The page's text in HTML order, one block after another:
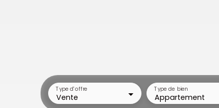
Vente
Type d'offre
Appartement
Type de bien